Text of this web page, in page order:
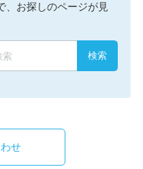
、お探しのページが見
せ